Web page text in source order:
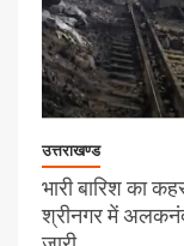
उत्तराखण्ड
भारी बारिश का
श्रीनगर में